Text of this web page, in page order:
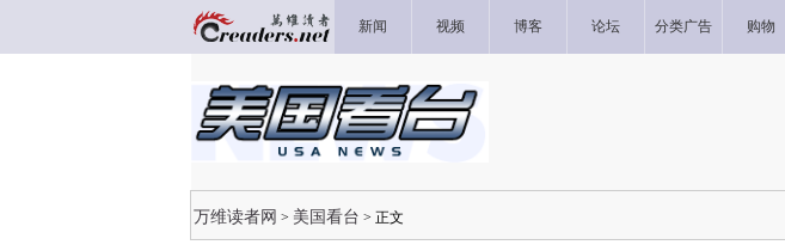
新闻 视频 博客 论坛 分类广告 购物
万维读者网 > 美国看台 > 正文